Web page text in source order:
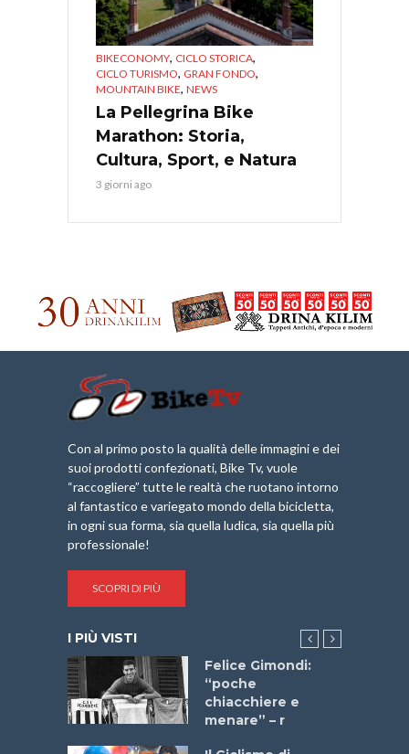
BIKECONOMY, CICLO STORICA,
CICLO TURISMO, GRAN FONDO,
MOUNTAIN BIKE, NEWS
La Pellegrina Bike
Marathon: Storia,
Cultura, Sport, e Natura
3 giorni ago
Con al primo posto la qualità delle immagini e dei
suoi prodotti confezionati, Bike Tv, vuole
“raccogliere” tutte le realtà che ruotano intorno
al fantastico e variegato mondo della bicicletta,
in ogni sua forma, sia quella ludica, sia quella più
professionale!
SCOPRI DI PIÙ
I PIÙ VISTI
Felice Gimondi:
“poche
chiacchiere e
menare” – r